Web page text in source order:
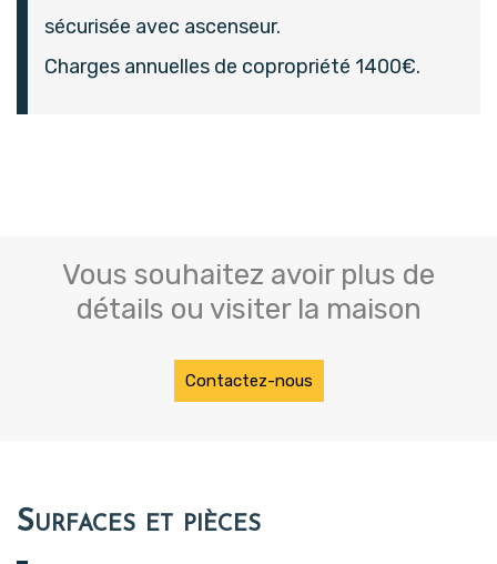
sécurisée avec ascenseur.
Charges annuelles de copropriété 1400€.
Vous souhaitez avoir plus de
détails ou visiter la maison
Contactez-nous
Surfaces et pièces